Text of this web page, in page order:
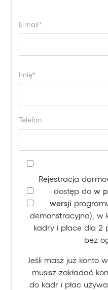
E-mail*
Imię*
Telefon
Rejestracja
dostęp do w
wersji
demonstracyjna), w
kadry i płace dla
bez
Jeśli masz już konto w
musisz zakładać
do kadr i płac